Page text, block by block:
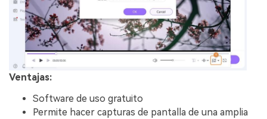
Ventajas:
Software de uso gratuito
Permite hacer capturas de pantalla de una amplia